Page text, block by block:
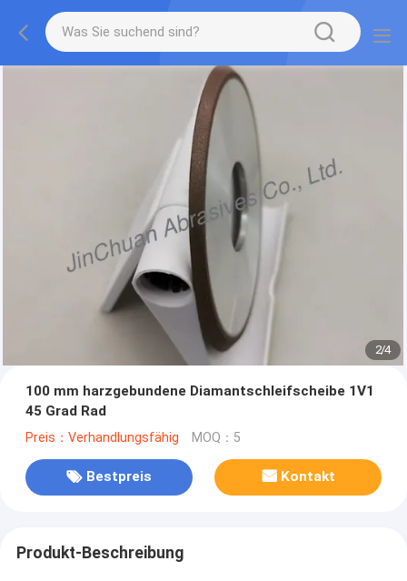
2/4
100 mm harzgebundene Diamantschleifscheibe 1V1
45 Grad Rad
Preis：Verhandlungsfähig MOQ：5
Bestpreis Kontakt
Produkt-Beschreibung